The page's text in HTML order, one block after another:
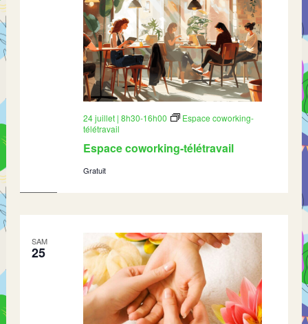
Espace coworking-télétravail
24 juillet | 8h30-16h00
Espace coworking-
télétravail
Gratuit
SAM
25